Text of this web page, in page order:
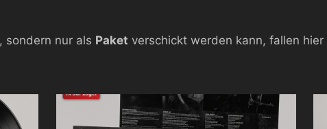
, sondern nur als Paket verschickt werden kann, fallen hier